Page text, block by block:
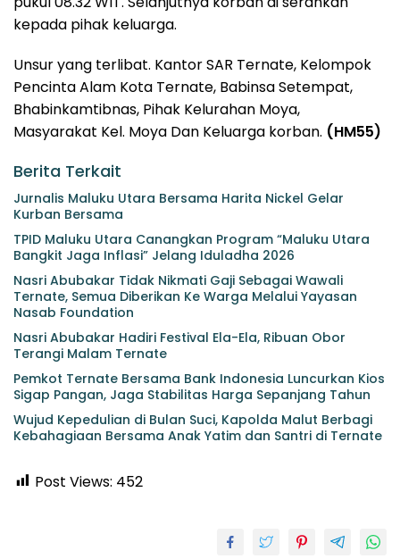
kepada pihak keluarga.
Unsur yang terlibat. Kantor SAR Ternate, Kelompok
Pencinta Alam Kota Ternate, Babinsa Setempat,
Bhabinkamtibnas, Pihak Kelurahan Moya,
Masyarakat Kel. Moya Dan Keluarga korban. (HM55)
Berita Terkait
Jurnalis Maluku Utara Bersama Harita Nickel Gelar
Kurban Bersama
TPID Maluku Utara Canangkan Program “Maluku Utara
Bangkit Jaga Inflasi” Jelang Iduladha 2026
Nasri Abubakar Tidak Nikmati Gaji Sebagai Wawali
Ternate, Semua Diberikan Ke Warga Melalui Yayasan
Nasab Foundation
Nasri Abubakar Hadiri Festival Ela-Ela, Ribuan Obor
Terangi Malam Ternate
Pemkot Ternate Bersama Bank Indonesia Luncurkan Kios
Sigap Pangan, Jaga Stabilitas Harga Sepanjang Tahun
Wujud Kepedulian di Bulan Suci, Kapolda Malut Berbagi
Kebahagiaan Bersama Anak Yatim dan Santri di Ternate
Post Views: 452